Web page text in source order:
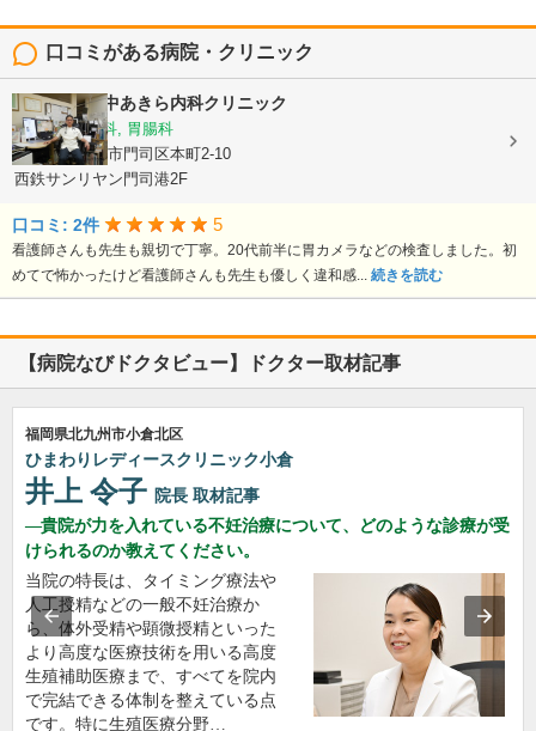
口コミがある病院・クリニック
医療法人田中あきら内科クリニック
内科, 消化器科, 胃腸科
福岡県北九州市門司区本町2-10
西鉄サンリヤン門司港2F
口コミ: 2件 5
看護師さんも先生も親切で丁寧。20代前半に胃カメラなどの検査しました。初
めてで怖かったけど看護師さんも先生も優しく違和感... 続きを読む
【病院なびドクタビュー】ドクター取材記事
福岡県北九州市小倉北区
ひまわりレディースクリニック小倉
井上 令子 院長 取材記事
貴院が力を入れている不妊治療について、どのような診療が受
けられるのか教えてください。
当院の特長は、タイミング療法や
人工授精などの一般不妊治療か
ら、体外受精や顕微授精といった
より高度な医療技術を用いる高度
生殖補助医療まで、すべてを院内
で完結できる体制を整えている点
です。特に生殖医療分野…